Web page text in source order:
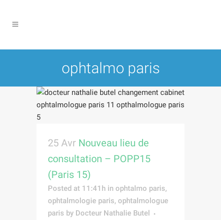
ophtalmo paris
25 Avr Nouveau lieu de
consultation – POPP15
(Paris 15)
Posted at 11:41h in ophtalmo paris,
ophtalmologie paris, ophtalmologue
paris by Docteur Nathalie Butel